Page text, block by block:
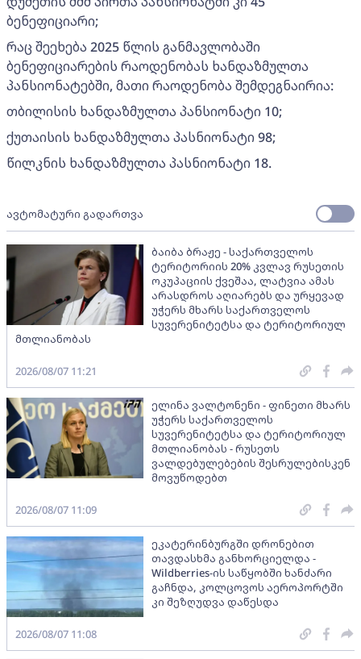
ბენეფიციარი;
რაც შეეხება 2025 წლის განმავლობაში
ბენეფიციარების რაოდენობას ხანდაზმულთა
პანსიონატებში, მათი რაოდენობა შემდეგნაირია:
თბილისის ხანდაზმულთა პანსიონატი 10;
ქუთაისის ხანდაზმულთა პასნიონატი 98;
წილკნის ხანდაზმულთა პასნიონატი 18.
ავტომატური გადართვა
ბაიბა ბრაჟე - საქართველოს
ტერიტორიის 20% კვლავ რუსეთის
ოკუპაციის ქვეშაა, ლატვია ამას
არასდროს აღიარებს და ურყევად
უჭერს მხარს საქართველოს
სუვერენიტეტსა და ტერიტორიულ
მთლიანობას
2026/08/07 11:21
ელინა ვალტონენი - ფინეთი მხარს
უჭერს საქართველოს
სუვერენიტეტსა და ტერიტორიულ
მთლიანობას - რუსეთს
ვალდებულებების შესრულებისკენ
მოვუწოდებთ
2026/08/07 11:09
ეკატერინბურგში დრონებით
თავდასხმა განხორციელდა -
Wildberries-ის საწყობში ხანძარი
გაჩნდა, კოლცოვოს აეროპორტში
კი შეზღუდვა დაწესდა
2026/08/07 11:08